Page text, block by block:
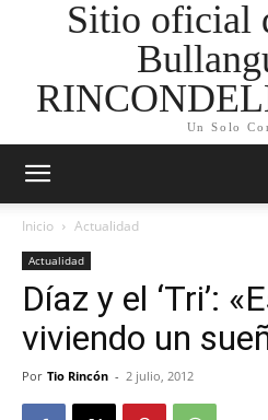
Sitio oficial
Un Solo
Inicio Actualidad
Actualidad
Díaz y el ‘Tri’:
viviendo un
Por Tio Rincón - 2 julio, 2012